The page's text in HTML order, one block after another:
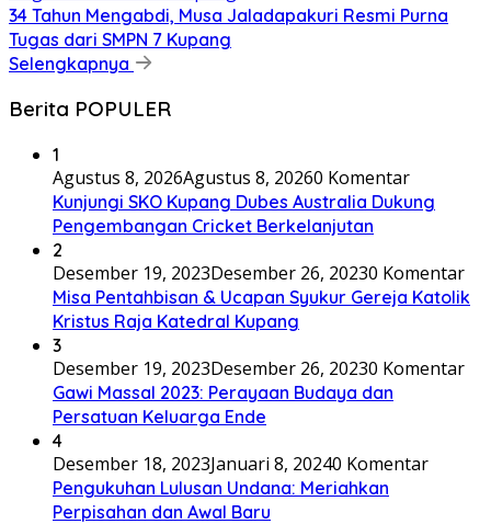
34 Tahun Mengabdi, Musa Jaladapakuri Resmi Purna
Tugas dari SMPN 7 Kupang
Selengkapnya
Berita POPULER
1
Agustus 8, 2026Agustus 8, 20260 Komentar
Kunjungi SKO Kupang Dubes Australia Dukung
Pengembangan Cricket Berkelanjutan
2
Desember 19, 2023Desember 26, 20230 Komentar
Misa Pentahbisan & Ucapan Syukur Gereja Katolik
Kristus Raja Katedral Kupang
3
Desember 19, 2023Desember 26, 20230 Komentar
Gawi Massal 2023: Perayaan Budaya dan
Persatuan Keluarga Ende
4
Desember 18, 2023Januari 8, 20240 Komentar
Pengukuhan Lulusan Undana: Meriahkan
Perpisahan dan Awal Baru